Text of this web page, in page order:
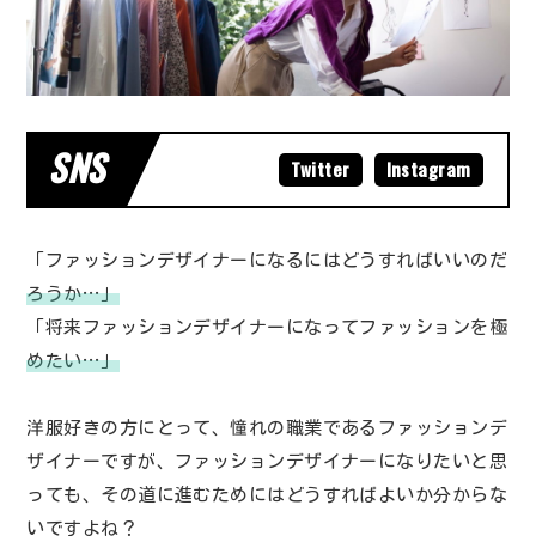
SNS Twitter Instagram
「ファッションデザイナーになるにはどうすればいいのだ
ろうか…」
「将来ファッションデザイナーになってファッションを極
めたい…」
洋服好きの方にとって、憧れの職業であるファッションデ
ザイナーですが、ファッションデザイナーになりたいと思
っても、その道に進むためにはどうすればよいか分からな
いですよね？